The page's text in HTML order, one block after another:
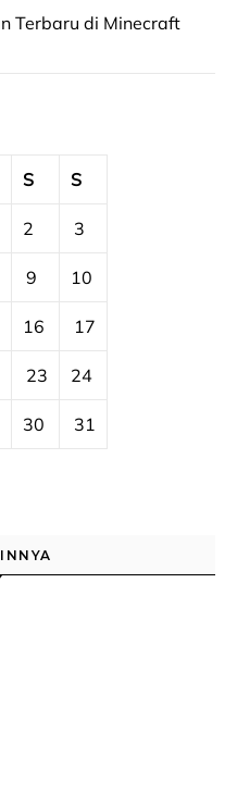
Terbaru di Minecraft
S S
2 3
9 10
16 17
23 24
30 31